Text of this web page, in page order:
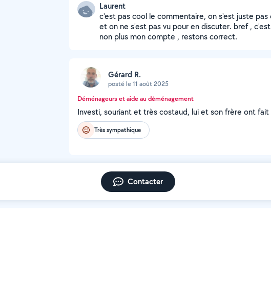
Laurent
c'est pas cool le commentaire, on s'est juste
et on ne s'est pas vu pour en discuter. bref ,
non plus mon compte , restons correct.
Gérard R.
posté le 11 août 2025
Déménageurs et aide au déménagement
Investi, souriant et très costaud, lui et son frère ont
Très sympathique
Contacter